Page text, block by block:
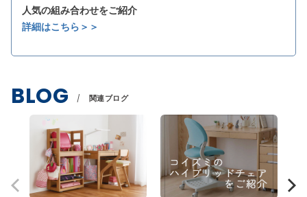
人気の組み合わせをご紹介
詳細はこちら＞＞
BLOG 関連ブログ